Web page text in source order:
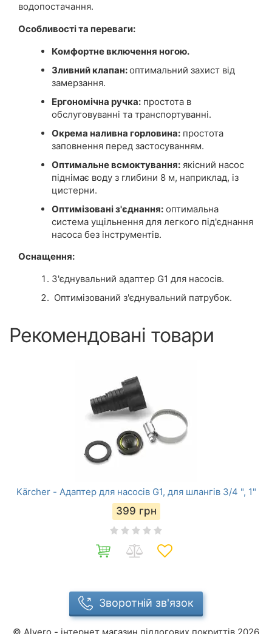
водопостачання.
Особливості та переваги:
Комфортне включення ногою.
Зливний клапан:оптимальний захист від
замерзання.
Ергономічна ручка: простота в
обслуговуванні та транспортуванні.
Окрема наливна горловина: простота
заповнення перед застосуванням.
Оптимальне всмоктування: якісний насос
піднімає воду з глибини 8 м, наприклад, із
цистерни.
Оптимізовані з'єднання: оптимальна
система ущільнення для легкого під'єднання
насоса без інструментів.
Оснащення:
З'єднувальний адаптер G1 для насосів.
Оптимізований з'єднувальний патрубок.
Рекомендовані товари
Kärcher - Адаптер для насосів G1, для шлангів 3/4 ", 1"
399 грн
Зворотній зв'язок